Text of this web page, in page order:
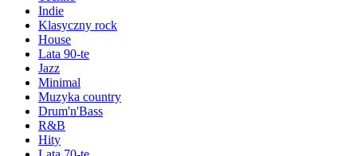
Indie
Klasyczny rock
House
Lata 90-te
Jazz
Minimal
Muzyka country
Drum'n'Bass
R&B
Hity